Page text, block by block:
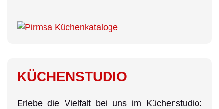
KÜCHENSTUDIO
Erlebe die Vielfalt bei uns im Küchenstudio: